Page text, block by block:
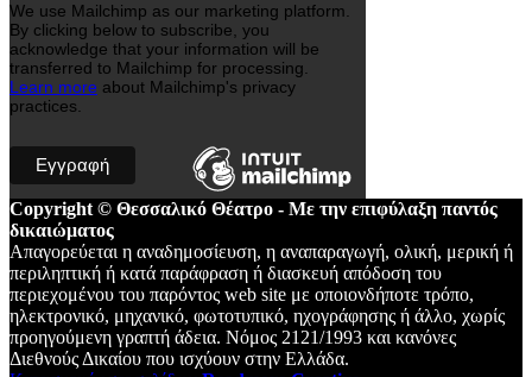
We use Mailchimp as our marketing platform.
By clicking below to subscribe, you
acknowledge that your information will be
transferred to Mailchimp for processing.
Learn more about Mailchimp's privacy
practices.
Copyright © Θεσσαλικό Θέατρο - Με την επιφύλαξη παντός
δικαιώματος
Απαγορεύεται η αναδημοσίευση, η αναπαραγωγή, ολική, μερική ή
περιληπτική ή κατά παράφραση ή διασκευή απόδοση του
περιεχομένου του παρόντος web site με οποιονδήποτε τρόπο,
ηλεκτρονικό, μηχανικό, φωτοτυπικό, ηχογράφησης ή άλλο, χωρίς
προηγούμενη γραπτή άδεια. Νόμος 2121/1993 και κανόνες
Διεθνούς Δικαίου που ισχύουν στην Ελλάδα.